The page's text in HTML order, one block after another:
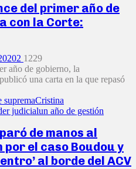
del primer año de
con la Corte:
2 1229
año de gobierno, la
una carta en la que repasó
supremaCristina
judicialun año de gestión
de manos al
el caso Boudou y
al borde del ACV